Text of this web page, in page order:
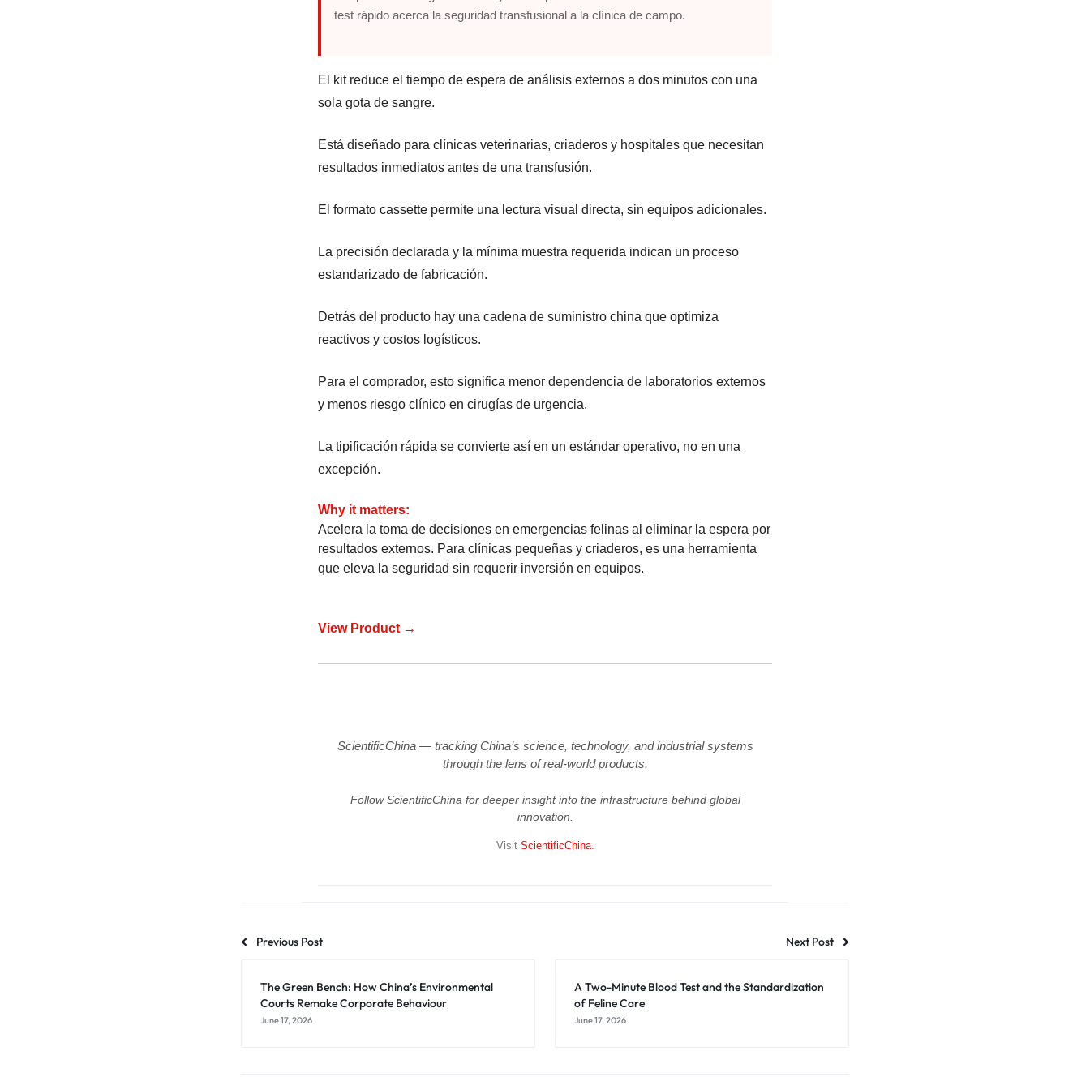
test rápido acerca la seguridad transfusional a la clínica de campo.
El kit reduce el tiempo de espera de análisis externos a dos minutos con una
sola gota de sangre.
Está diseñado para clínicas veterinarias, criaderos y hospitales que necesitan
resultados inmediatos antes de una transfusión.
El formato cassette permite una lectura visual directa, sin equipos adicionales.
La precisión declarada y la mínima muestra requerida indican un proceso
estandarizado de fabricación.
Detrás del producto hay una cadena de suministro china que optimiza
reactivos y costos logísticos.
Para el comprador, esto significa menor dependencia de laboratorios externos
y menos riesgo clínico en cirugías de urgencia.
La tipificación rápida se convierte así en un estándar operativo, no en una
excepción.
Why it matters:
Acelera la toma de decisiones en emergencias felinas al eliminar la espera por
resultados externos. Para clínicas pequeñas y criaderos, es una herramienta
que eleva la seguridad sin requerir inversión en equipos.
View Product →
ScientificChina — tracking China’s science, technology, and industrial systems
through the lens of real-world products.
Follow ScientificChina for deeper insight into the infrastructure behind global
innovation.
Visit ScientificChina.
Previous Post Next Post
The Green Bench: How China’s Environmental
Courts Remake Corporate Behaviour
June 17, 2026
A Two-Minute Blood Test and the Standardization
of Feline Care
June 17, 2026